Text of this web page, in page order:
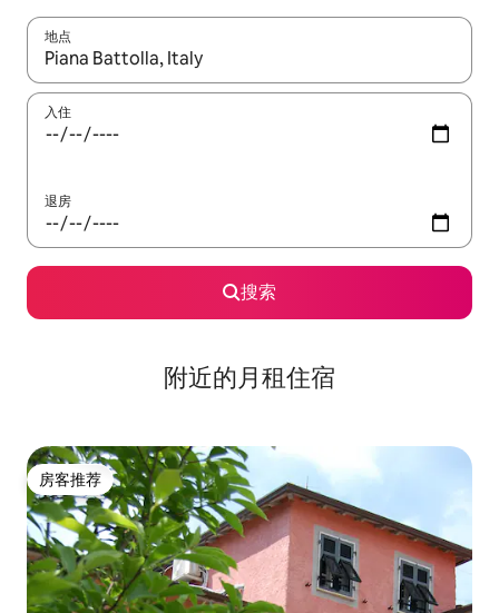
地点
如有搜索结果，请使用上下方向键查看，或通过点击或滑动手势
入住
退房
搜索
附近的月租住宿
房客推荐
房客推荐